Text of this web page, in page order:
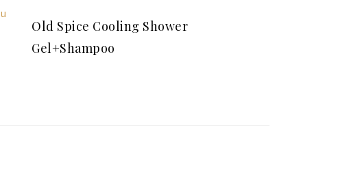
Old Spice Cooling Shower
Gel+Shampoo